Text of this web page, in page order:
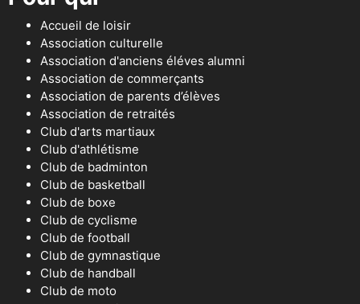
Accueil de loisir
Association culturelle
Association d'anciens éléves alumni
Association de commerçants
Association de parents d’élèves
Association de retraités
Club d'arts martiaux
Club d'athlétisme
Club de badminton
Club de basketball
Club de boxe
Club de cyclisme
Club de football
Club de gymnastique
Club de handball
Club de moto